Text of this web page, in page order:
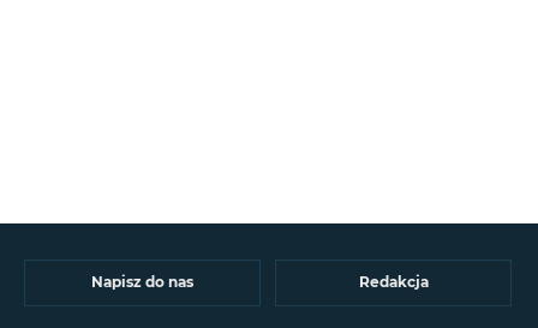
Napisz do nas Redakcja